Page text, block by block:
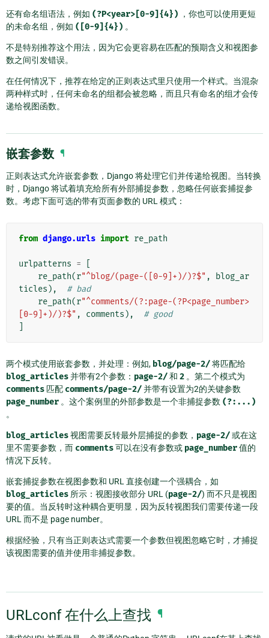
还有命名组语法，例如 (?P<year>[0-9]{4}) ，你也可以使用更短
的未命名组，例如 ([0-9]{4}) 。
不是特别推荐这个用法，因为它会更容易在匹配的预期含义和视图参
数之间引发错误。
在任何情况下，推荐在给定的正则表达式里只使用一个样式。当混杂
两种样式时，任何未命名的组都会被忽略，而且只有命名的组才会传
递给视图函数。
嵌套参数 ¶
正则表达式允许嵌套参数，Django 将处理它们并传递给视图。当转换
时，Django 将试着填充给所有外部捕捉参数，忽略任何嵌套捕捉参
数。考虑下面可选的带有页面参数的 URL 模式：
from django.urls import re_path
urlpatterns =
re_path(r"^blog/(page-([0-9]+)/)?$" ,
blog_ar
ticles ),
# bad
re_path(r"^comments/(?:page-(?P<page_number>
[0-9]+)/)?$" , comments ),
# good
两个模式使用嵌套参数，并处理：例如, blog/page-2/将匹配给
blog_articles并带有2个参数： page-2/和 2 。第二个模式为
comments 匹配 comments/page-2/并带有设置为2的关键参数
page_number 。这个案例里的外部参数是一个非捕捉参数 (?:...)
。
blog_articles视图需要反转最外层捕捉的参数， page-2/或在这
里不需要参数，而 comments可以在没有参数或 page_number值的
情况下反转。
嵌套捕捉参数在视图参数和 URL 直接创建一个强耦合，如
blog_articles 所示：视图接收部分 URL (page-2/) 而不只是视图
要的值。当反转时这种耦合更明显，因为反转视图我们需要传递一段
URL 而不是 page number。
根据经验，只有当正则表达式需要一个参数但视图忽略它时，才捕捉
该视图需要的值并使用非捕捉参数。
URLconf 在什么上查找 ¶